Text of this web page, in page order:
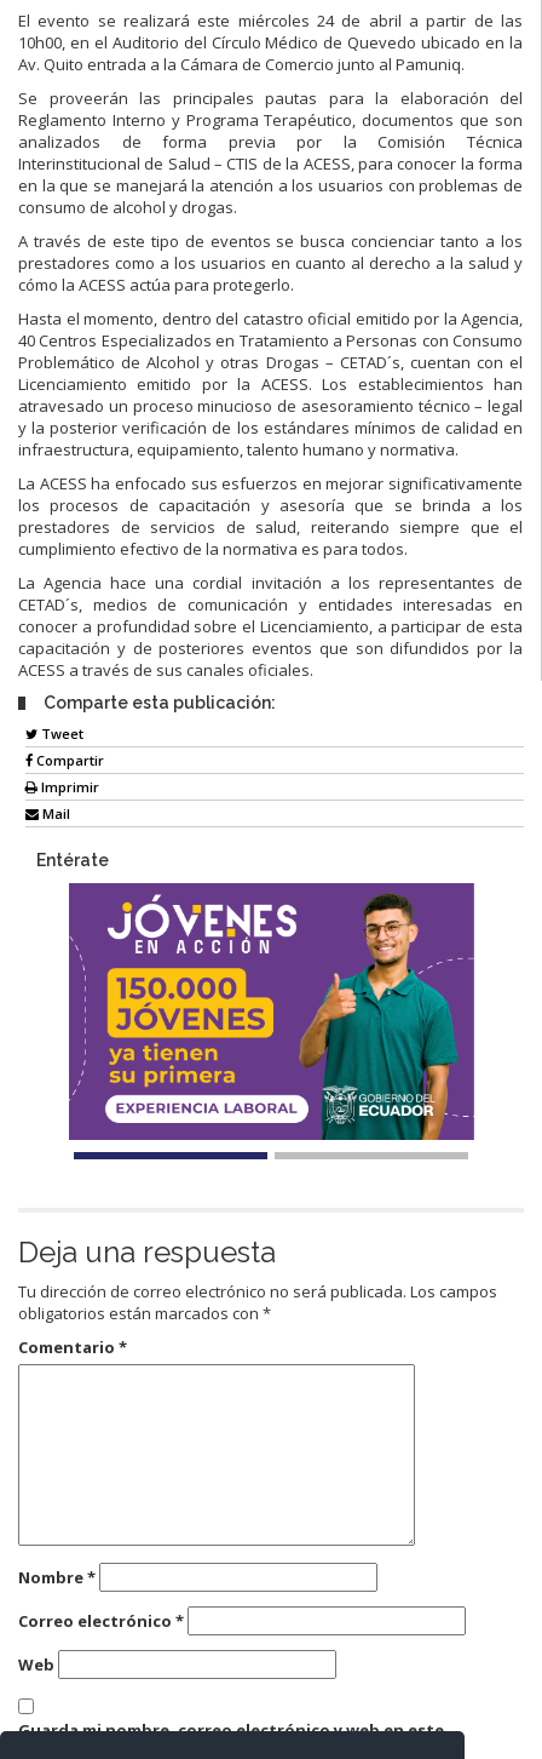
El evento se realizará este miércoles 24 de abril a partir de las
10h00, en el Auditorio del Círculo Médico de Quevedo ubicado en la
Av. Quito entrada a la Cámara de Comercio junto al Pamuniq.
Se proveerán las principales pautas para la elaboración del
Reglamento Interno y Programa Terapéutico, documentos que son
analizados de forma previa por la Comisión Técnica
Interinstitucional de Salud – CTIS de la ACESS, para conocer la forma
en la que se manejará la atención a los usuarios con problemas de
consumo de alcohol y drogas.
A través de este tipo de eventos se busca concienciar tanto a los
prestadores como a los usuarios en cuanto al derecho a la salud y
cómo la ACESS actúa para protegerlo.
Hasta el momento, dentro del catastro oficial emitido por la Agencia,
40 Centros Especializados en Tratamiento a Personas con Consumo
Problemático de Alcohol y otras Drogas – CETAD´s, cuentan con el
Licenciamiento emitido por la ACESS. Los establecimientos han
atravesado un proceso minucioso de asesoramiento técnico – legal
y la posterior verificación de los estándares mínimos de calidad en
infraestructura, equipamiento, talento humano y normativa.
La ACESS ha enfocado sus esfuerzos en mejorar significativamente
los procesos de capacitación y asesoría que se brinda a los
prestadores de servicios de salud, reiterando siempre que el
cumplimiento efectivo de la normativa es para todos.
La Agencia hace una cordial invitación a los representantes de
CETAD´s, medios de comunicación y entidades interesadas en
conocer a profundidad sobre el Licenciamiento, a participar de esta
capacitación y de posteriores eventos que son difundidos por la
ACESS a través de sus canales oficiales.
Comparte esta publicación:
Tweet
Compartir
Imprimir
Mail
Entérate
Deja una respuesta
Tu dirección de correo electrónico no será publicada. Los campos
obligatorios están marcados con *
Comentario *
Nombre*
Correo electrónico *
Web
Guarda mi nombre, correo electrónico y web en este